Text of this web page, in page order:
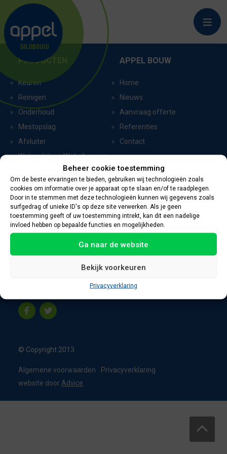
Beheer cookie toestemming
Om de beste ervaringen te bieden, gebruiken wij technologieën zoals
cookies om informatie over je apparaat op te slaan en/of te raadplegen.
Door in te stemmen met deze technologieën kunnen wij gegevens zoals
surfgedrag of unieke ID's op deze site verwerken. Als je geen
toestemming geeft of uw toestemming intrekt, kan dit een nadelige
invloed hebben op bepaalde functies en mogelijkheden.
Ga naar de website
Bekijk voorkeuren
Privacyverklaring
FERWERT
PRODUCTEN
Keuren
Reinigen
Onderhoud
Mestopslag
Afsluiter
Watersilo’s en Waterbassins
APPEL BOUW
Home
Nieuws
Aanvraag offerte
Referenties
Contact
CERTIFICERING CONTACTGEGEVENS
Oevers 11
8331 VC Steenwijk
Nederland
info@appelbouw.nl
© Copyright 2013
Algemene voorwaarden
Privacyverklaring
website door Advice